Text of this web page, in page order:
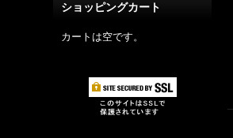
ショッピングカート
カートは空です。